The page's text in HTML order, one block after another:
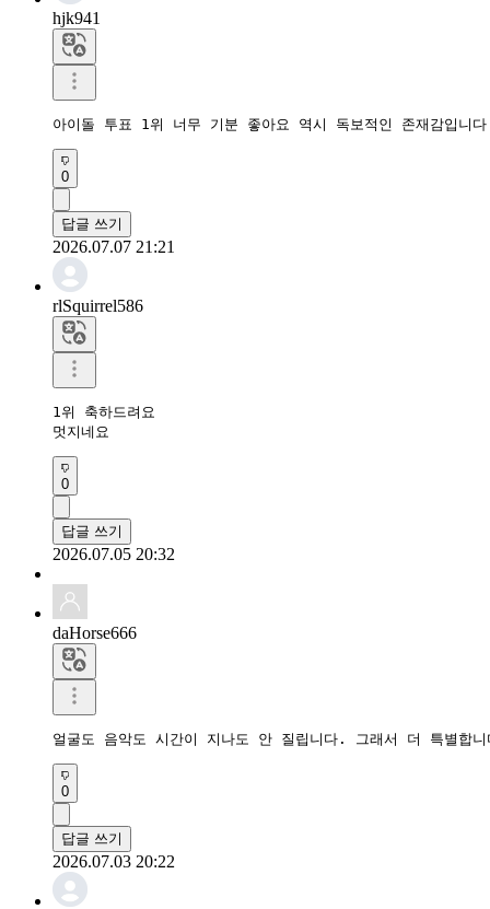
hjk941
아이돌 투표 1위 너무 기분 좋아요 역시 독보적인 존재감입니다
0
답글 쓰기
2026.07.07 21:21
rlSquirrel586
1위 축하드려요
멋지네요
0
답글 쓰기
2026.07.05 20:32
daHorse666
얼굴도 음악도 시간이 지나도 안 질립니다. 그래서 더 특별합
0
답글 쓰기
2026.07.03 20:22